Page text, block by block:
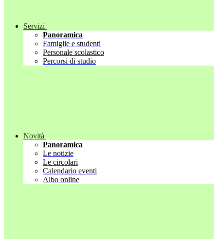
Servizi
Panoramica
Famiglie e studenti
Personale scolastico
Percorsi di studio
Novità
Panoramica
Le notizie
Le circolari
Calendario eventi
Albo online